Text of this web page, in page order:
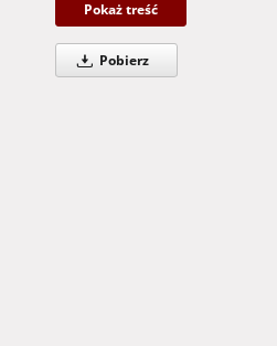
Pokaż treść
Pobierz